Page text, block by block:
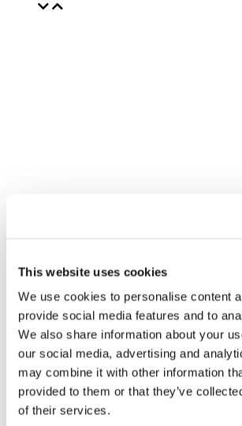
This website uses cookies
We use cookies to personalise content
provide social media features and to
We also share information about your
our social media, advertising and
may combine it with other information
provided to them or that they’ve
of their services.